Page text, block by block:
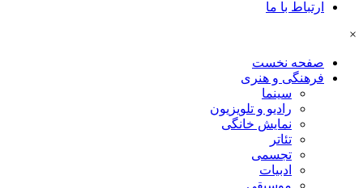
ارتباط با ما
×
صفحه نخست
فرهنگی و هنری
سینما
رادیو و تلویزیون
نمایش خانگی
تئاتر
تجسمی
ادبیات
موسیقی